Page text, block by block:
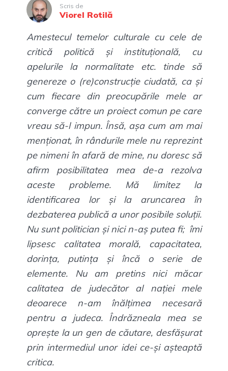
Scris de
Viorel Rotilă
Amestecul temelor culturale cu cele de
critică politică și instituțională, cu
apelurile la normalitate etc. tinde să
genereze o (re)construcție ciudată, ca și
cum fiecare din preocupările mele ar
converge către un proiect comun pe care
vreau să-l impun. Însă, așa cum am mai
menționat, în rândurile mele nu reprezint
pe nimeni în afară de mine, nu doresc să
afirm posibilitatea mea de-a rezolva
aceste probleme. Mă limitez la
identificarea lor și la aruncarea în
dezbaterea publică a unor posibile soluții.
Nu sunt politician și nici n-aș putea fi; îmi
lipsesc calitatea morală, capacitatea,
dorința, putința și încă o serie de
elemente. Nu am pretins nici măcar
calitatea de judecător al nației mele
deoarece n-am înălțimea necesară
pentru a judeca. Îndrăzneala mea se
oprește la un gen de căutare, desfășurat
prin intermediul unor idei ce-și așteaptă
critica.